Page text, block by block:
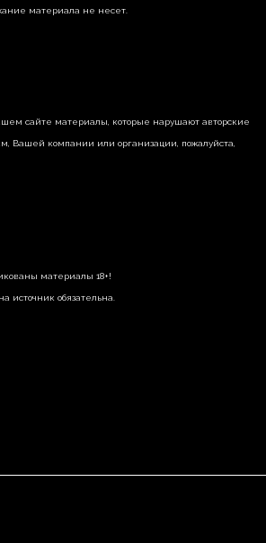
материала не несет.
сайте материалы, которые нарушают авторские
Вашей компании или организации, пожалуйста,
материалы 18+!
источник обязательна.